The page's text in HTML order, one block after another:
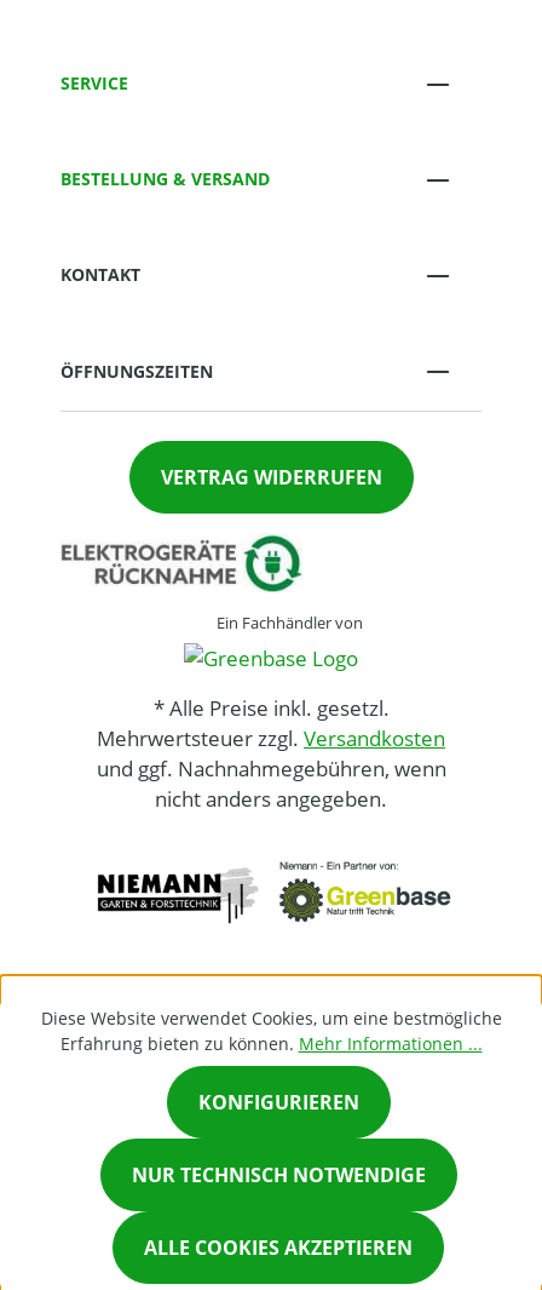
Chat on Whatsapp
×
SERVICE
BESTELLUNG & VERSAND
KONTAKT
ÖFFNUNGSZEITEN
VERTRAG WIDERRUFEN
Ein Fachhändler von
* Alle Preise inkl. gesetzl.
Mehrwertsteuer zzgl. Versandkosten
und ggf. Nachnahmegebühren, wenn
nicht anders angegeben.
Diese Website verwendet Cookies, um eine bestmögliche
Erfahrung bieten zu können. Mehr Informationen ...
NUR TECHNISCH NOTWENDIGE
KONFIGURIEREN
ALLE COOKIES AKZEPTIEREN